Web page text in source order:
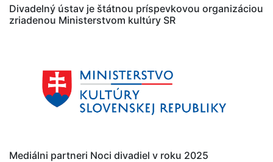
Divadelný ústav je štátnou príspevkovou organizáciou
zriadenou Ministerstvom kultúry SR
Mediálni partneri Noci divadiel v roku 2025